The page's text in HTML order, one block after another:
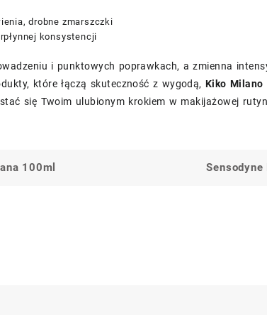
drobne zmarszczki
konsystencji
i punktowych poprawkach, a zmienna
które łączą skuteczność z wygodą, Kiko Milano
się Twoim ulubionym krokiem w makijażowej
100ml